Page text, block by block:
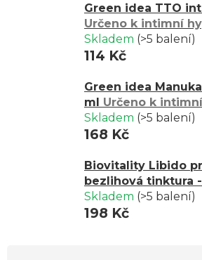
Green idea TTO
Určeno k intimní
Skladem (>5 balení)
114 Kč
Green idea
ml Určeno k
Skladem (>5 balení)
168 Kč
Biovitality Libido
bezlihová tinktura
Skladem (>5 balení)
198 Kč